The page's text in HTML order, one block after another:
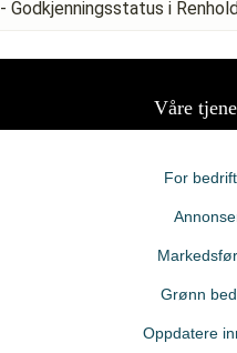
- Godkjenningsstatus i
Våre
For
Grønn
Oppdatere